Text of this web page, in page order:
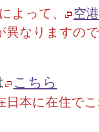
よって、
空
異なりますの
こちら
本に在住で